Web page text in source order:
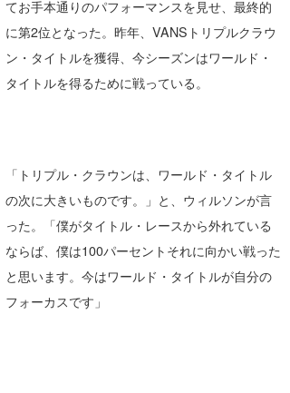
てお手本通りのパフォーマンスを見せ、最終的
に第2位となった。昨年、VANSトリプルクラウ
ン・タイトルを獲得、今シーズンはワールド・
タイトルを得るために戦っている。
「トリプル・クラウンは、ワールド・タイトル
の次に大きいものです。」と、ウィルソンが言
った。「僕がタイトル・レースから外れている
ならば、僕は100パーセントそれに向かい戦った
と思います。今はワールド・タイトルが自分の
フォーカスです」